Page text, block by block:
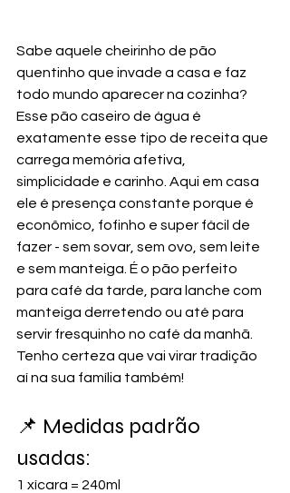
Sabe aquele cheirinho de pão
quentinho que invade a casa e faz
todo mundo aparecer na cozinha?
Esse pão caseiro de água é
exatamente esse tipo de receita que
carrega memória afetiva,
simplicidade e carinho. Aqui em casa
ele é presença constante porque é
econômico, fofinho e super fácil de
fazer - sem sovar, sem ovo, sem leite
e sem manteiga. É o pão perfeito
para café da tarde, para lanche com
manteiga derretendo ou até para
servir fresquinho no café da manhã.
Tenho certeza que vai virar tradição
aí na sua família também!
📌 Medidas padrão
usadas:
1 xícara = 240ml